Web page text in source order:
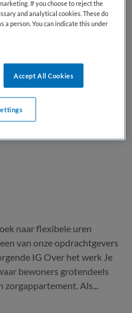
bij het...
werken
naar flexibele uren
van onze opdrachtgevers
IG Over het werk Je
bewoners grotendeels
zorgappartement. Als...
If you choose to reject the
and analytical cookies. These do
a person. You can indicate this under
Accept All Cookies